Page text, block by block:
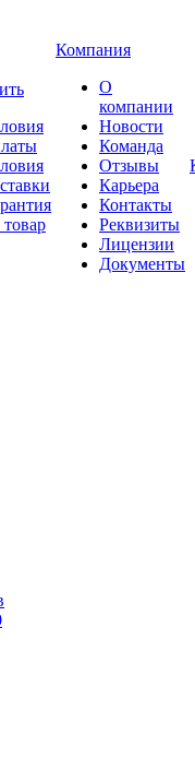
товар
Компания
О
компании
Новости
Команда
Отзывы
Карьера
Контакты
Реквизиты
Лицензии
Документы